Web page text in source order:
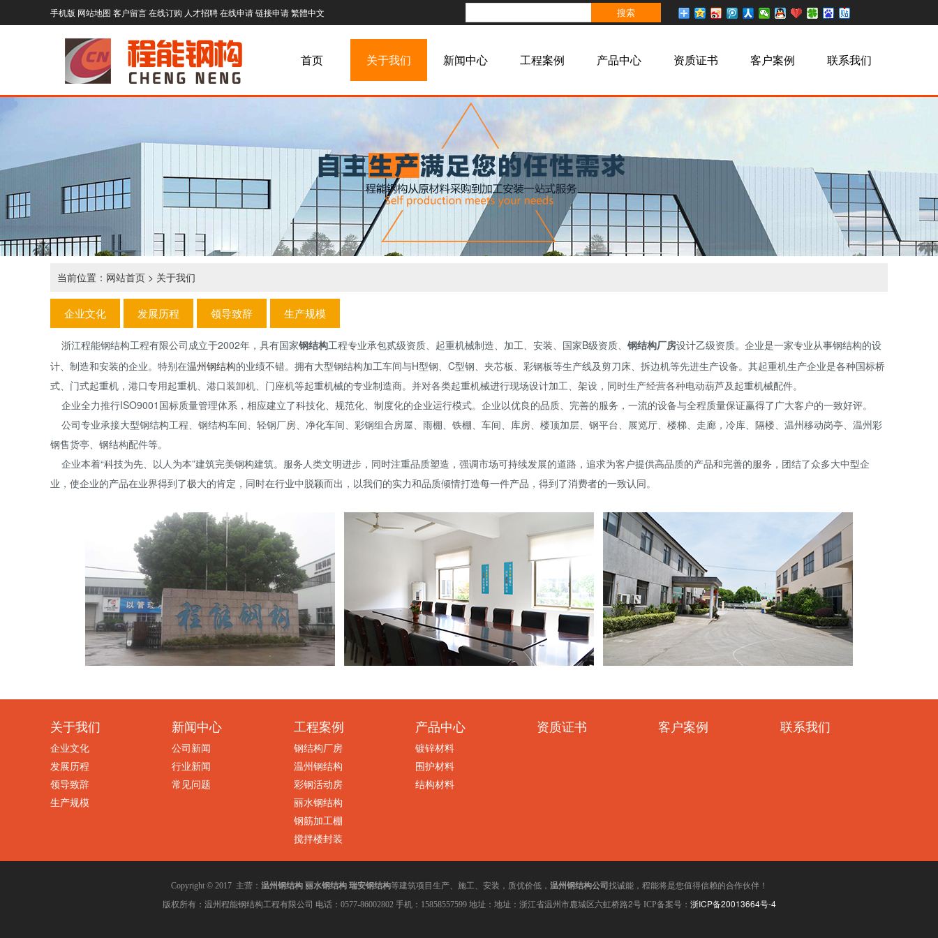
手机版 网站地图 客户留言在线订购 人才招聘在线申请链接申请繁體中文
联系我们
客户案例
资质证书
产品中心
工程案例
新闻中心
关于我们
首页
当前位置： 网站首页 > 关于我们
企业文化 发展历程 领导致辞 生产规模
浙江程能钢结构工程有限公司成立于2002年，具有国家钢结构工程专业承包贰级资质、起重机械制造、加工、安装、国家B级资质、 钢结构厂房设计乙级资质。企业是一家专业从事钢结构的设
计、制造和安装的企业。特别在温州钢结构的业绩不错。拥有大型钢结构加工车间与H型钢、C型钢、夹芯板、彩钢板等生产线及剪刀床、拆边机等先进生产设备。其起重机生产企业是各种国标桥
式、门式起重机，港口专用起重机、港口装卸机、门座机等起重机械的专业制造商。并对各类起重机械进行现场设计加工、架设，同时生产经营各种电动葫芦及起重机械配件。
企业全力推行ISO9001国标质量管理体系，相应建立了科技化、规范化、制度化的企业运行模式。企业以优良的品质、完善的服务，一流的设备与全程质量保证赢得了广大客户的一致好评。
公司专业承接大型钢结构工程、钢结构车间、 轻钢厂房、净化车间、彩钢组合房屋、雨棚、铁棚、车间、库房、楼顶加层、钢平台、展览厅、楼梯、走廊，冷库、隔楼、 温州移动岗亭、 温州彩
钢售货亭、 钢结构配件等。
企业本着“科技为先、以人为本”建筑完美钢构建筑。服务人类文明进步，同时注重品质塑造，强调市场可持续发展的道路，追求为客户提供高品质的产品和完善的服务，团结了众多大中型企
业，使企业的产品在业界得到了极大的肯定，同时在行业中脱颖而出，以我们的实力和品质倾情打造每一件产品，得到了消费者的一致认同。
关于我们
企业文化
发展历程
领导致辞
生产规模
新闻中心
公司新闻
行业新闻
常见问题
工程案例
钢结构厂房
温州钢结构
彩钢活动房
丽水钢结构
钢筋加工棚
搅拌楼封装
产品中心
镀锌材料
围护材料
结构材料
资质证书 客户案例 联系我们
Copyright © 2017 主营： 温州钢结构丽水钢结构瑞安钢结构等建筑项目生产、施工、安装，质优价低， 温州钢结构公司找诚能，程能将是您值得信赖的合作伙伴！
版权所有：温州程能钢结构工程有限公司 电话：0577-86002802 手机：15858557599 地址： 地址：浙江省温州市鹿城区六虹桥路2号ICP备案号： 浙ICP备20013664号-4